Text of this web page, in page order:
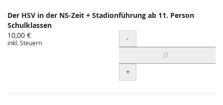
Der HSV in der NS-Zeit + Stadionführung ab 11. Person
Schulklassen
10,00 €
inkl. Steuern Menge
-
+